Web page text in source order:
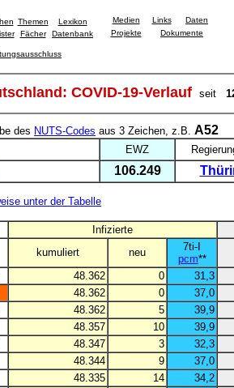
Themen
Lexikon
Fächer Datenbank
Medien Links
Daten
Projekte
Dokumente
COVID-19-Verlauf seit
des NUTS-Codes aus 3 Zeichen, z.B. A52
EWZ
106.249
unter der Tabelle
Infizierte
kumuliert neu
7ti-I
pcm**
48.362 0
31,3
48.362 0
37,0
48.362 5
39,9
48.357 10
39,9
48.347 3
32,3
48.344 9
37,0
48.335 14
34,2